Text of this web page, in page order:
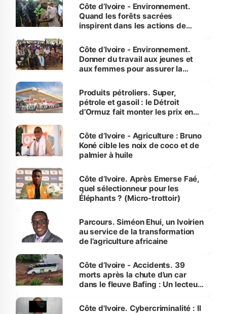
Côte d’Ivoire - Environnement.
Quand les forêts sacrées
inspirent dans les actions de
Côte d’Ivoire - Environnement.
Donner du travail aux jeunes et
aux femmes pour assurer la
menacées
Produits pétroliers. Super,
pétrole et gasoil : le Détroit
d’Ormuz fait monter les prix en
Côte d’Ivoire - Agriculture : Bruno
Koné cible les noix de coco et de
palmier à huile
Côte d’Ivoire. Après Emerse Faé,
quel sélectionneur pour les
Éléphants ? (Micro-trottoir)
Parcours. Siméon Ehui, un Ivoirien
au service de la transformation
de l’agriculture africaine
Côte d’Ivoire - Accidents. 39
morts après la chute d’un car
dans le fleuve Bafing : Un lecteur
des Transports
Côte d'Ivoire. Cybercriminalité : Il